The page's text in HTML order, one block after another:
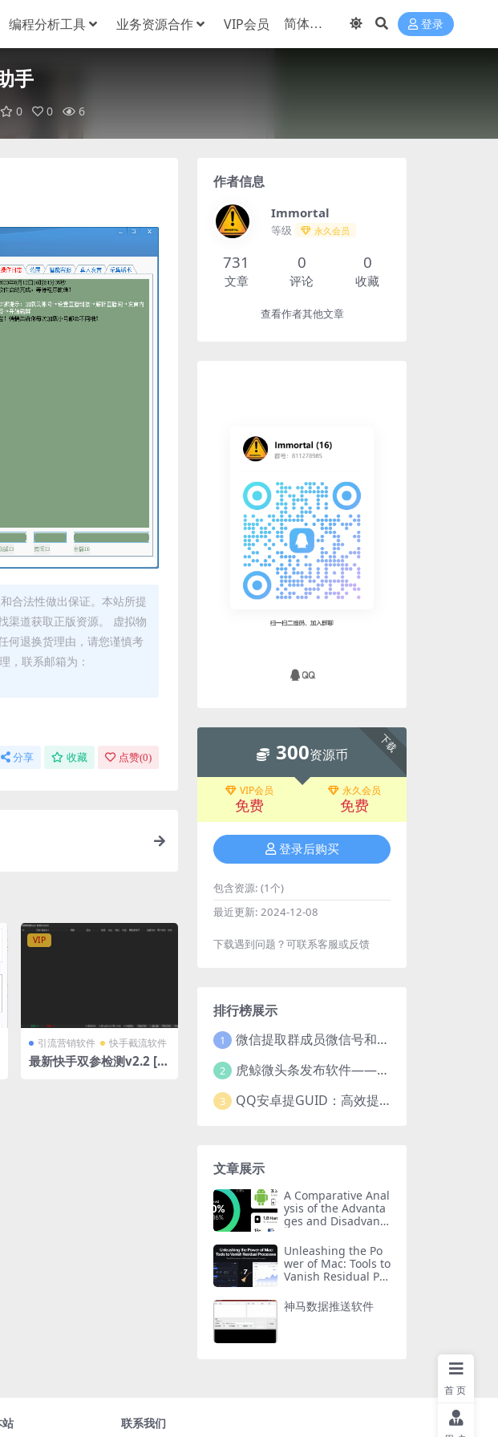
编程分析工具 业务资源合作 VIP会员 登录
手
0 0 6
合法性做出保证。本站所提
渠道获取正版资源。 虚拟物
何退换货理由，请您谨慎考
，联系邮箱为：
分享 收藏 点赞(0)
VIP
引流营销软件 快手截流软件
最新快手双参检测v2.2 [已
作者信息
Immortal
等级 永久会员
731
文章
0
评论
0
收藏
查看作者其他文章
下载
300资源币
VIP会员
免费
永久会员
免费
登录后购买
包含资源: (1个)
最近更新: 2024-12-08
下载遇到问题？可联系客服或反馈
排行榜展示
1 微信提取群成员微信号和VXid工具：功能介绍与使用指南
2 虎鲸微头条发布软件——智能高效的自媒体管理工具
3 QQ安卓提GUID：高效提取常用安卓QQGUID的新工具
文章展示
A Comparative Anal
ysis of the Advanta
ges and Disadvanta
monyOS, Android,
and Apple iOS
Unleashing the Po
wer of Mac: Tools to
Vanish Residual Pro
神马数据推送软件
站
联系我们
首页